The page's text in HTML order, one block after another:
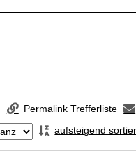
Permalink Trefferliste
aufsteigend